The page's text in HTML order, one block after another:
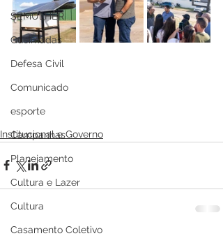
SEMULHER
Queimadas
Defesa Civil
Comunicado
esporte
Campanhas
Planejamento
Cultura e Lazer
Cultura
Casamento Coletivo
Institucional e Governo